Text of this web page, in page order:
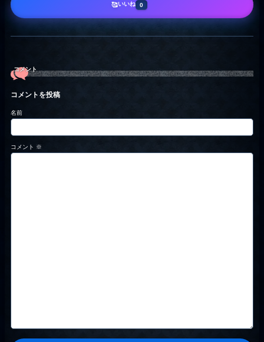
🥰いいね 0
コメント
コメントを投稿
名前
コメント ※